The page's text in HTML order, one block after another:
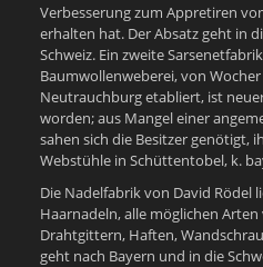
Verbesserung zum Appretiren
erhalten hat. Der Absatz geht in
Schweiz. Ein zweite
Baumwollenweberei, von
Neutrauchburg etabliert, ist
worden; aus Mangel einer
sahen sich die Besitzer genötigt,
Webstühle in Schüttentobel, k.
Die Nadelfabrik von David Rödel
Haarnadeln, alle möglichen
Drahtgittern, Haften,
geht nach Bayern und in die